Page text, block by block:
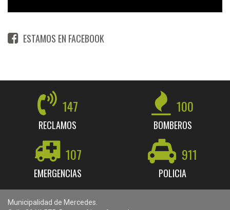
ESTAMOS EN FACEBOOK
147
RECLAMOS
100
BOMBEROS
107
EMERGENCIAS
911
POLICIA
Municipalidad de Mercedes.